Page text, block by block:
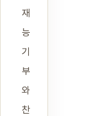
재
능
기
부
와
찬